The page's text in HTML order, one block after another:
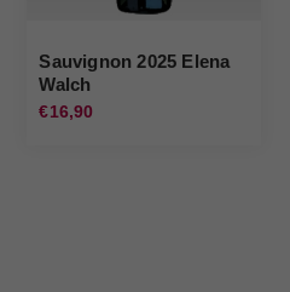
Sauvignon 2025 Elena
Walch
€16,90